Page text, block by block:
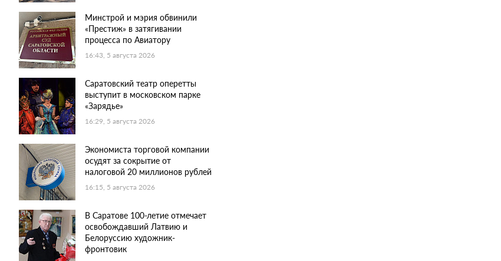
Минстрой и мэрия обвинили
«Престиж» в затягивании
процесса по Авиатору
16:43, 5 августа 2026
Саратовский театр оперетты
выступит в московском парке
«Зарядье»
16:29, 5 августа 2026
Экономиста торговой компании
осудят за сокрытие от
налоговой 20 миллионов рублей
16:15, 5 августа 2026
В Саратове 100-летие отмечает
освобождавший Латвию и
Белоруссию художник-
фронтовик